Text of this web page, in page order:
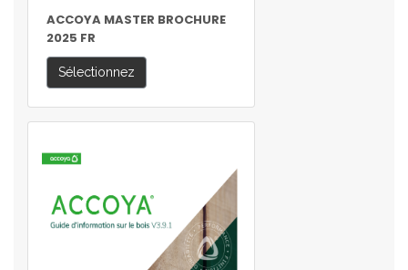
ACCOYA MASTER BROCHURE
2025 FR
Sélectionnez